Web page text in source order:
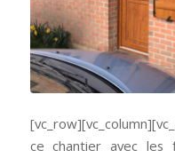
ce chantier avec les